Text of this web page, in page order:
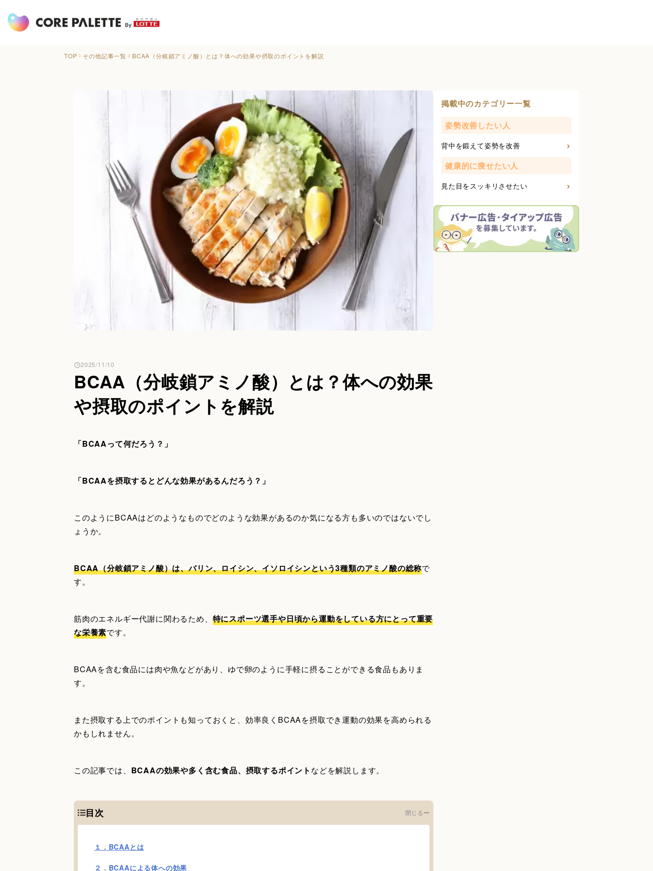
TOP その他記事一覧 BCAA（分岐鎖アミノ酸）とは？体への効果や摂取のポイントを解説
BCAA（分岐鎖アミノ酸）とは？体への効果
や摂取のポイントを解説
2025/11/10
「BCAAって何だろう？」
「BCAAを摂取するとどんな効果があるんだろう？」
このようにBCAAはどのようなものでどのような効果があるのか気になる方も多いのではないでし
ょうか。
BCAA（分岐鎖アミノ酸）は、バリン、ロイシン、イソロイシンという3種類のアミノ酸の総称で
す。
筋肉のエネルギー代謝に関わるため、 特にスポーツ選手や日頃から運動をしている方にとって重要
な栄養素です。
BCAAを含む食品には肉や魚などがあり、ゆで卵のように手軽に摂ることができる食品もありま
す。
また摂取する上でのポイントも知っておくと、効率良くBCAAを摂取でき運動の効果を高められる
かもしれません。
この記事では、 BCAAの効果や多く含む食品、摂取するポイント などを解説します。
目次 閉じる
１．BCAAとは
２．BCAAによる体への効果
掲載中のカテゴリー一覧
姿勢改善したい人
背中を鍛えて姿勢を改善
健康的に痩せたい人
見た目をスッキリさせたい